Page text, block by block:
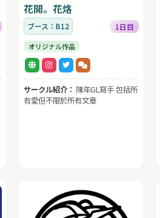
花開。花烙
ブース：B12 1日目
オリジナル作品
サークル紹介： 陳年GL寫手 包括所
有愛但不限於所有文章